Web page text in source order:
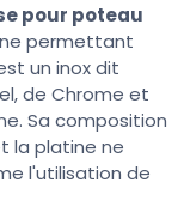
pour poteau
ne permettant
un inox dit
de Chrome et
Sa composition
la platine ne
l'utilisation de